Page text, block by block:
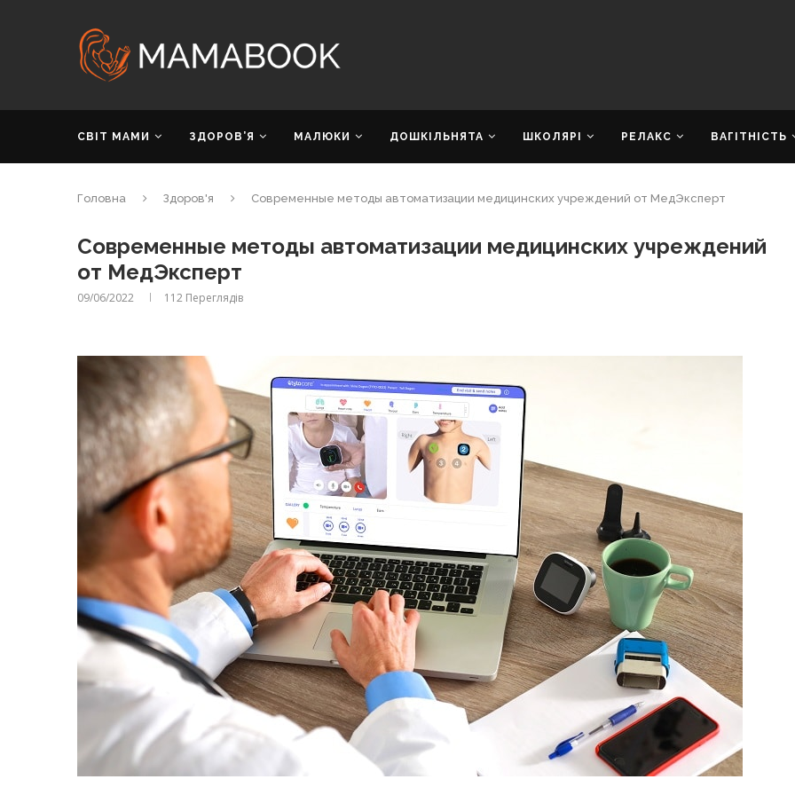
СВІТ МАМИ ЗДОРОВ’Я МАЛЮКИ ДОШКІЛЬНЯТА ШКОЛЯРІ РЕЛАКС ВАГІТНІСТЬ
Головна Здоров'я Современные методы автоматизации медицинских учреждений от МедЭксперт
Современные методы автоматизации медицинских учреждений
от МедЭксперт
09/06/2022 112 Переглядів
принимать
никакого кипятка
30/Січ/2021
Лікарі назвали симптоми
коронавірусу в дітей
14/Бер/2020
Попробуйте рецепт
легендарного супа доктора
Моро, который без...
08/Січ/2021